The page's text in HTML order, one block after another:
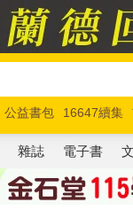
公益書包 16647續集
馬斯克 玩具總動員5
雜誌 電子書